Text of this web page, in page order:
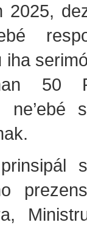
2025,
50
ne’ebé